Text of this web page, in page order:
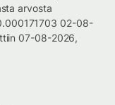
arvosta
02-08-
07-08-2026,